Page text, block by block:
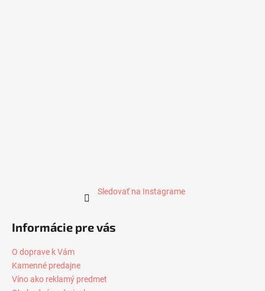
Sledovať na Instagrame
Informácie pre vás
O doprave k Vám
Kamenné predajne
Víno ako reklamý predmet